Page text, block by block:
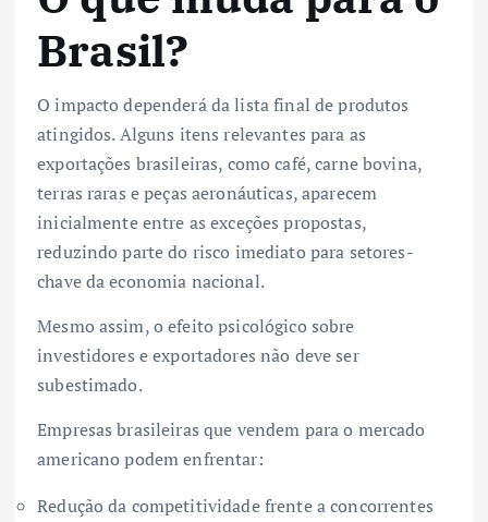
Brasil?
O impacto dependerá da lista final de produtos
atingidos. Alguns itens relevantes para as
exportações brasileiras, como café, carne bovina,
terras raras e peças aeronáuticas, aparecem
inicialmente entre as exceções propostas,
reduzindo parte do risco imediato para setores-
chave da economia nacional.
Mesmo assim, o efeito psicológico sobre
investidores e exportadores não deve ser
subestimado.
Empresas brasileiras que vendem para o mercado
americano podem enfrentar:
Redução da competitividade frente a concorrentes